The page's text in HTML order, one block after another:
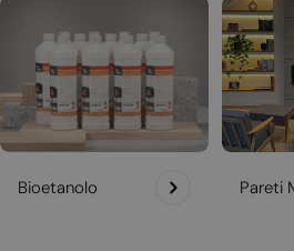
Bioetanolo Pareti